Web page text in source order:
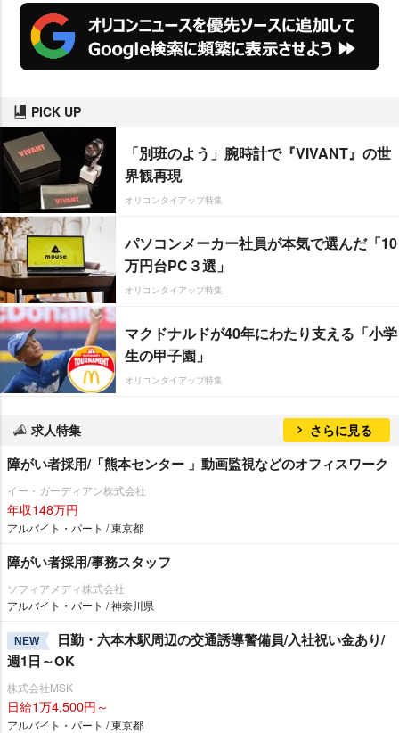
PICK UP
「別班のよう」腕時計で『VIVANT』の世
界観再現
オリコンタイアップ特集
パソコンメーカー社員が本気で選んだ「10
万円台PC３選」
オリコンタイアップ特集
マクドナルドが40年にわたり支える「小学
生の甲子園」
オリコンタイアップ特集
求人特集 さらに見る
障がい者採用/「熊本センター 」動画監視などのオフィスワーク
イー・ガーディアン株式会社
年収148万円
アルバイト・パート / 東京都
障がい者採用/事務スタッフ
ソフィアメディ株式会社
アルバイト・パート / 神奈川県
NEW
日勤・六本木駅周辺の交通誘導警備員/入社祝い金あり/
週1日～OK
株式会社MSK
日給1万4,500円～
アルバイト・パート / 東京都